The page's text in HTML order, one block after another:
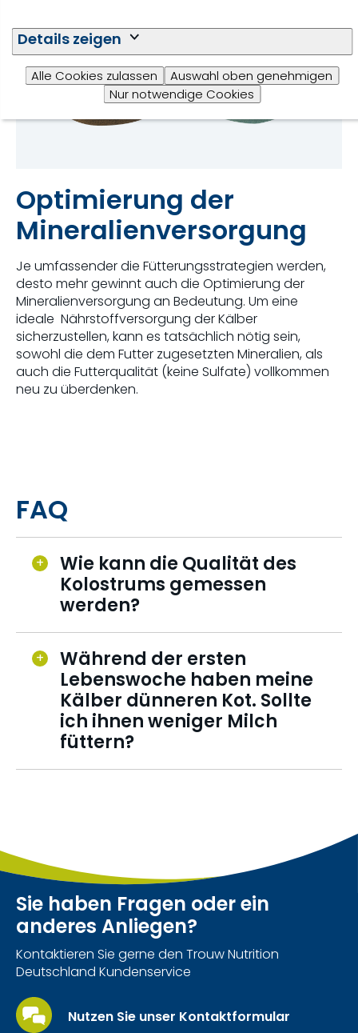
Details zeigen
Alle Cookies zulassen
Auswahl oben genehmigen
Nur notwendige Cookies
Optimierung der
Mineralienversorgung
Je umfassender die Fütterungsstrategien werden,
desto mehr gewinnt auch die Optimierung der
Mineralienversorgung an Bedeutung. Um eine
ideale Nährstoffversorgung der Kälber
sicherzustellen, kann es tatsächlich nötig sein,
sowohl die dem Futter zugesetzten Mineralien, als
auch die Futterqualität (keine Sulfate) vollkommen
neu zu überdenken.
FAQ
Wie kann die Qualität des
Kolostrums gemessen
werden?
Während der ersten
Lebenswoche haben meine
Kälber dünneren Kot. Sollte
ich ihnen weniger Milch
füttern?
Sie haben Fragen oder ein
anderes Anliegen?
Kontaktieren Sie gerne den Trouw Nutrition
Deutschland Kundenservice
Nutzen Sie unser Kontaktformular